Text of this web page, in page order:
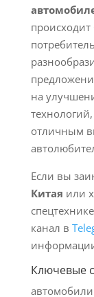
на
отличным
Если вы
Китая или
канал в
Ключевые
автомобили